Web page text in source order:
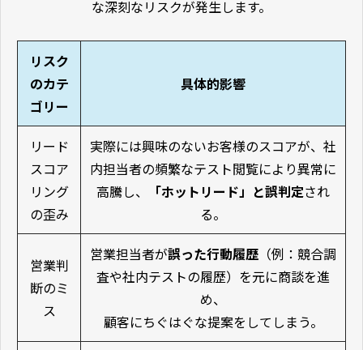
な深刻なリスクが発生します。
リスク
のカテ
ゴリー
具体的影響
リード
スコア
リング
の歪み
実際には興味のないお客様のスコアが、社
内担当者の頻繁なテスト閲覧により異常に
高騰し、
「ホットリード」と誤判定され
る。
営業判
断のミ
ス
営業担当者が誤った行動履歴 （例：競合調
査や社内テストの履歴）を元に商談を進
め、
顧客にちぐはぐな提案をしてしまう。